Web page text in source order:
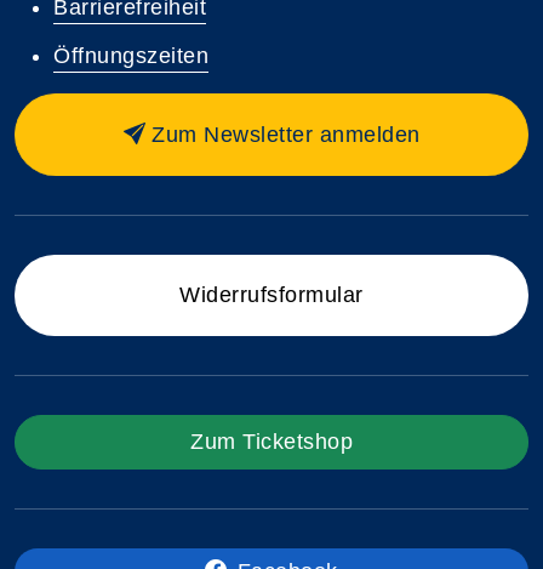
Barrierefreiheit
Öffnungszeiten
Zum Newsletter anmelden
Widerrufsformular
Zum Ticketshop